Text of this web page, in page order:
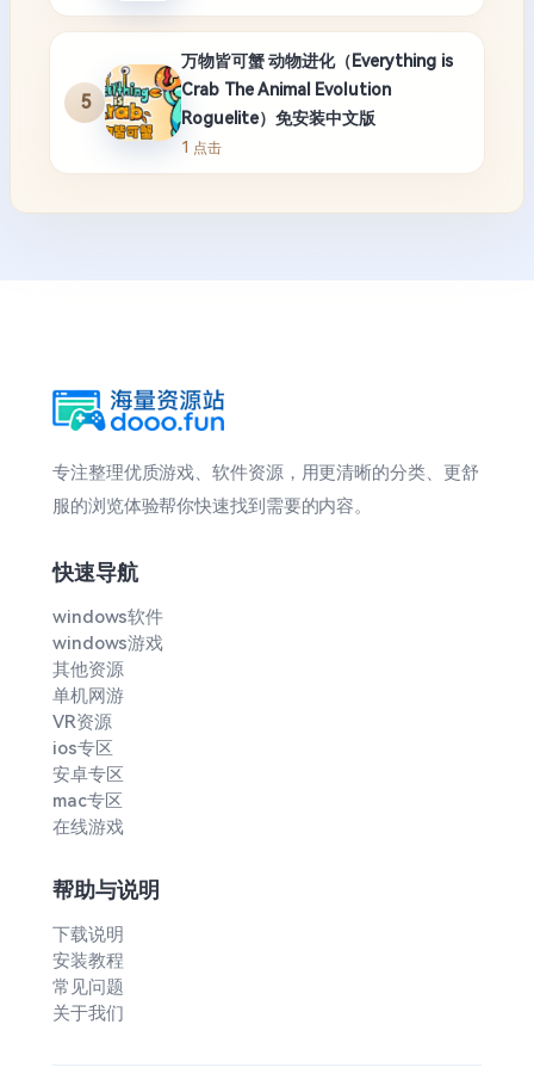
5
万物皆可蟹 动物进化（Everything is
Crab The Animal Evolution
Roguelite）免安装中文版
1 点击
专注整理优质游戏、软件资源，用更清晰的分类、更舒
服的浏览体验帮你快速找到需要的内容。
快速导航
windows软件
windows游戏
其他资源
单机网游
VR资源
ios专区
安卓专区
mac专区
在线游戏
帮助与说明
下载说明
安装教程
常见问题
关于我们